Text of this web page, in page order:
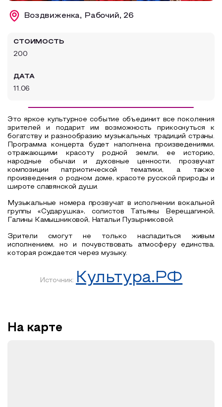
Образовательный туризм
Воздвиженка, Рабочий, 26
СТОИМОСТЬ
200
ДАТА
11.06
Это яркое культурное событие объединит все поколения
зрителей и подарит им возможность прикоснуться к
богатству и разнообразию музыкальных традиций страны.
Программа концерта будет наполнена произведениями,
отражающими красоту родной земли, ее историю,
народные обычаи и духовные ценности, прозвучат
композиции патриотической тематики, а также
произведения о родном доме, красоте русской природы и
широте славянской души.
Музыкальные номера прозвучат в исполнении вокальной
группы «Сударушка», солистов Татьяны Верещагиной,
Галины Камышниковой, Натальи Пузырниковой.
Зрители смогут не только насладиться живым
исполнением, но и почувствовать атмосферу единства,
которая рождается через музыку.
Источник: Культура.РФ
На карте